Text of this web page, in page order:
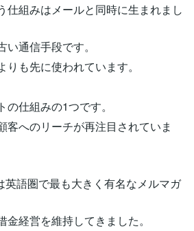
仕組みはメールと同時に生まれまし
通信手段です。
りも先に使われています。
仕組みの1つです。
客へのリーチが再注目されていま
英語圏で最も大きく有名なメルマガ
経営を維持してきました。